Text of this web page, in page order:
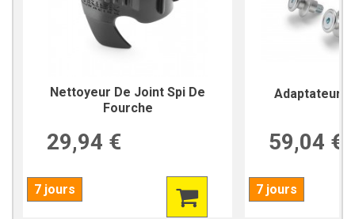
Nettoyeur De Joint Spi De
Fourche
29,94 €
7 jours
Adaptateur
59,04 €
7 jours